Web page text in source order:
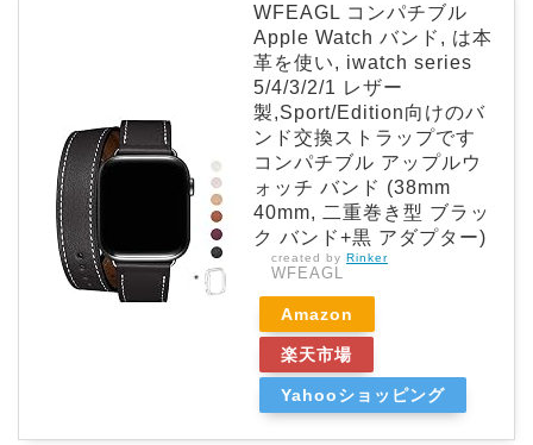
WFEAGL コンパチブル
Apple Watch バンド, は本
革を使い, iwatch series
5/4/3/2/1 レザー
製,Sport/Edition向けのバ
ンド交換ストラップです
コンパチブル アップルウ
ォッチ バンド (38mm
40mm, 二重巻き型 ブラッ
ク バンド+黒 アダプター)
created by Rinker
WFEAGL
Amazon
楽天市場
Yahooショッピング